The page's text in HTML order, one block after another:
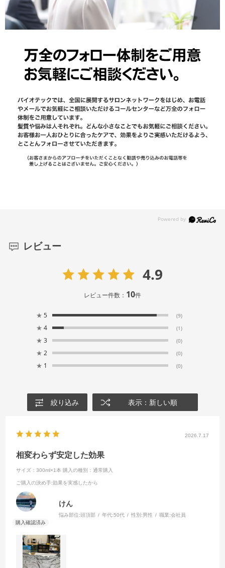
レビュー
4.9
レビュー件数： 10件
★ 5 (9)
★ 4 (1)
★ 3 (0)
★ 2 (0)
★ 1 (0)
絞り込み 表示：新しい順
2026.7.17
相変わらず安定した効果
サイズ：300ml×1本 購入の種別：通常購入
ご購入の決め手:効果を実感したから
けん
悩み部位:頭頂部 年代:50代 性別:男性 職業:会社員